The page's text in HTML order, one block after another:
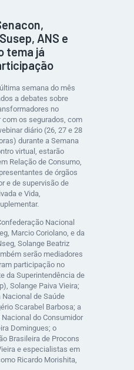
ANS e
tema já
semana do mês
a debates sobre
no
os segurados, com
diário (26, 27 e 28
durante a Semana
virtual, estarão
Relação de Consumo,
de órgãos
e de supervisão de
e Vida,
Nacional
Marcio Coriolano, e da
Solange Beatriz
serão mediadores
participação no
da Superintendência de
Solange Paiva Vieira;
de Saúde
Scarabel Barbosa; a
do Consumidor
Domingues; o
Brasileira de Procons
e especialistas em
Ricardo Morishita,